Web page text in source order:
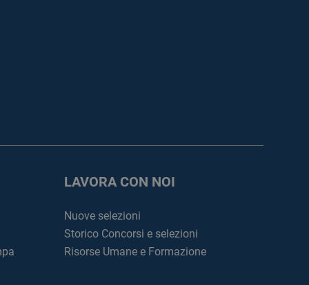
LAVORA CON NOI
Nuove selezioni
Storico Concorsi e selezioni
Risorse Umane e Formazione